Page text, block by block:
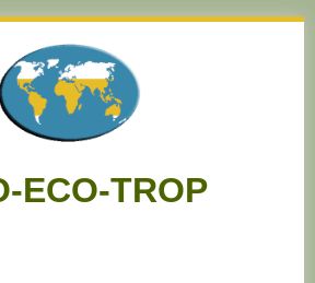
ECO-TROP